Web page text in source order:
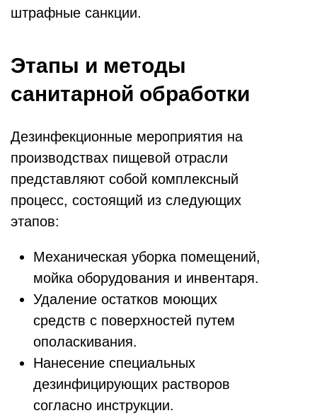
штрафные санкции.
Этапы и методы
санитарной обработки
Дезинфекционные мероприятия на
производствах пищевой отрасли
представляют собой комплексный
процесс, состоящий из следующих
этапов:
Механическая уборка помещений,
мойка оборудования и инвентаря.
Удаление остатков моющих
средств с поверхностей путем
ополаскивания.
Нанесение специальных
дезинфицирующих растворов
согласно инструкции.